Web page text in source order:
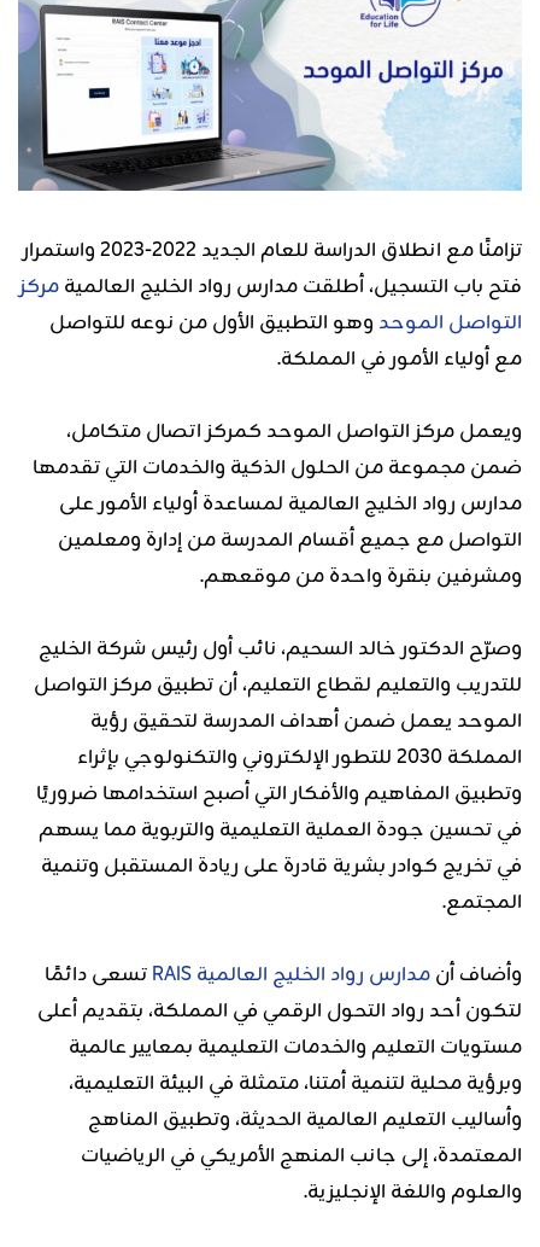
تزامنًا مع انطلاق الدراسة للعام الجديد 2022-2023 واستمرار
فتح باب التسجيل، أطلقت مدارس رواد الخليج العالميةمركز
التواصل الموحد وهو التطبيق الأول من نوعه للتواصل
مع أولياء الأمور في المملكة.
ويعمل مركز التواصل الموحد كمركز اتصال متكامل،
ضمن مجموعة من الحلول الذكية والخدمات التي تقدمها
مدارس رواد الخليج العالمية لمساعدة أولياء الأمور على
التواصل مع جميع أقسام المدرسة من إدارة ومعلمين
ومشرفين بنقرة واحدة من موقعهم.
وصرّح الدكتور خالد السحيم، نائب أول رئيس شركة الخليج
للتدريب والتعليم لقطاع التعليم، أن تطبيق مركز التواصل
الموحد يعمل ضمن أهداف المدرسة لتحقيق رؤية
المملكة 2030 للتطور الإلكتروني والتكنولوجي بإثراء
وتطبيق المفاهيم والأفكار التي أصبح استخدامها ضروريًا
في تحسين جودة العملية التعليمية والتربوية مما يسهم
في تخريج كوادر بشرية قادرة على ريادة المستقبل وتنمية
المجتمع.
وأضاف أنمدارس رواد الخليج العالمية RAIS
تسعى دائمًا
لتكون أحد رواد التحول الرقمي في المملكة، بتقديم أعلى
مستويات التعليم والخدمات التعليمية بمعايير عالمية
وبرؤية محلية لتنمية أمتنا، متمثلة في البيئة التعليمية،
وأساليب التعليم العالمية الحديثة، وتطبيق المناهج
المعتمدة، إلى جانب المنهج الأمريكي في الرياضيات
والعلوم واللغة الإنجليزية.